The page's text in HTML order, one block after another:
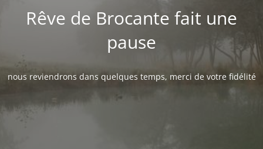
Rêve de Brocante fait une
pause
nous reviendrons dans quelques temps, merci de votre fidélité